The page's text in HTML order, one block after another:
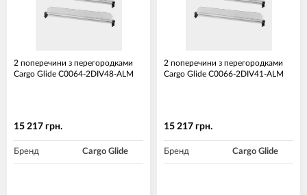
2 поперечини з перегородками
Cargo Glide C0064-2DIV48-ALM
15 217 грн.
Бренд Cargo Glide
2 поперечини з перегородками
Cargo Glide C0066-2DIV41-ALM
15 217 грн.
Бренд Cargo Glide